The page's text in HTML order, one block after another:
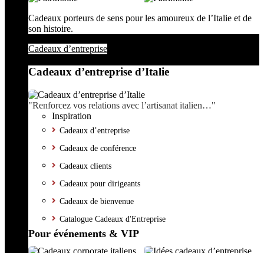
Cadeaux porteurs de sens pour les amoureux de l’Italie et de
son histoire.
Cadeaux d’entreprise
Cadeaux d’entreprise d’Italie
"Renforcez vos relations avec l’artisanat italien…"
Inspiration
Cadeaux d’entreprise
Cadeaux de conférence
Cadeaux clients
Cadeaux pour dirigeants
Cadeaux de bienvenue
Catalogue Cadeaux d'Entreprise
Pour événements & VIP